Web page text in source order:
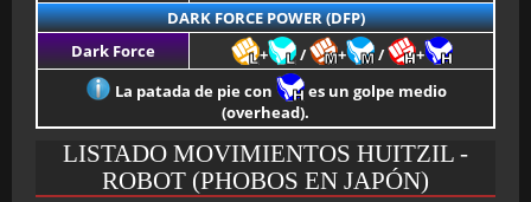
DARK FORCE POWER (DFP)
Dark Force
+ / + /
+
La patada de pie con
es un golpe medio
(overhead).
LISTADO MOVIMIENTOS HUITZIL -
ROBOT (PHOBOS EN JAPÓN)